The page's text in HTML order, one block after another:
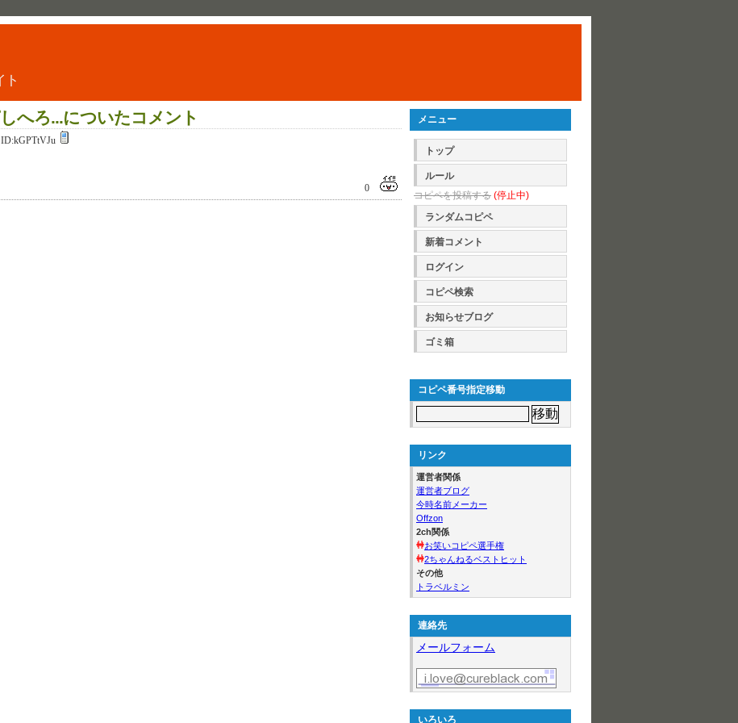
ト
へろ...についたコメント
ID:kGPTtVJu
0
メニュー
トップ
ルール
コピペを投稿する (停止中)
ランダムコピペ
新着コメント
ログイン
コピペ検索
お知らせブログ
ゴミ箱
コピペ番号指定移動
リンク
運営者関係
運営者ブログ
今時名前メーカー
Offzon
2ch関係
お笑いコピペ選手権
2ちゃんねるベストヒット
その他
トラベルミン
連絡先
メールフォーム
いろいろ